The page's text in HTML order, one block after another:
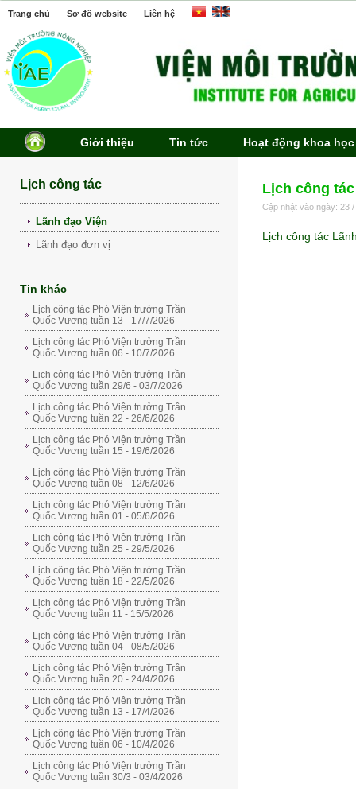
Trang chủ Sơ đồ website Liên hệ
Giới thiệu Tin tức Hoạt động khoa học
Lịch công tác
Lãnh đạo Viện
Lãnh đạo đơn vị
Tin khác
Lịch công tác Phó Viện trưởng Trần
Quốc Vương tuần 13 - 17/7/2026
Lịch công tác Phó Viện trưởng Trần
Quốc Vương tuần 06 - 10/7/2026
Lịch công tác Phó Viện trưởng Trần
Quốc Vương tuần 29/6 - 03/7/2026
Lịch công tác Phó Viện trưởng Trần
Quốc Vương tuần 22 - 26/6/2026
Lịch công tác Phó Viện trưởng Trần
Quốc Vương tuần 15 - 19/6/2026
Lịch công tác Phó Viện trưởng Trần
Quốc Vương tuần 08 - 12/6/2026
Lịch công tác Phó Viện trưởng Trần
Quốc Vương tuần 01 - 05/6/2026
Lịch công tác Phó Viện trưởng Trần
Quốc Vương tuần 25 - 29/5/2026
Lịch công tác Phó Viện trưởng Trần
Quốc Vương tuần 18 - 22/5/2026
Lịch công tác Phó Viện trưởng Trần
Quốc Vương tuần 11 - 15/5/2026
Lịch công tác Phó Viện trưởng Trần
Quốc Vương tuần 04 - 08/5/2026
Lịch công tác Phó Viện trưởng Trần
Quốc Vương tuần 20 - 24/4/2026
Lịch công tác Phó Viện trưởng Trần
Quốc Vương tuần 13 - 17/4/2026
Lịch công tác Phó Viện trưởng Trần
Quốc Vương tuần 06 - 10/4/2026
Lịch công tác Phó Viện trưởng Trần
Quốc Vương tuần 30/3 - 03/4/2026
Lịch công tác
Cập nhật vào ngày: 23
Lịch công tác